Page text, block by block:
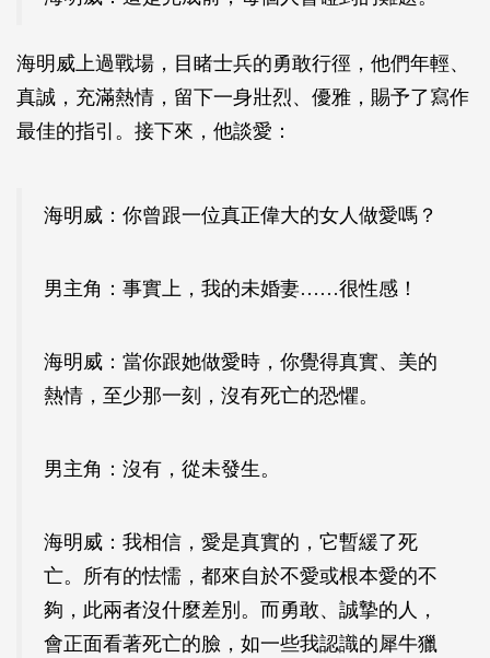
海明威上過戰場，目睹士兵的勇敢行徑，他們年輕、
真誠，充滿熱情，留下一身壯烈、優雅，賜予了寫作
最佳的指引。接下來，他談愛：
海明威：你曾跟一位真正偉大的女人做愛嗎？
男主角：事實上，我的未婚妻……很性感！
海明威：當你跟她做愛時，你覺得真實、美的
熱情，至少那一刻，沒有死亡的恐懼。
男主角：沒有，從未發生。
海明威：我相信，愛是真實的，它暫緩了死
亡。所有的怯懦，都來自於不愛或根本愛的不
夠，此兩者沒什麼差別。而勇敢、誠摯的人，
會正面看著死亡的臉，如一些我認識的犀牛獵